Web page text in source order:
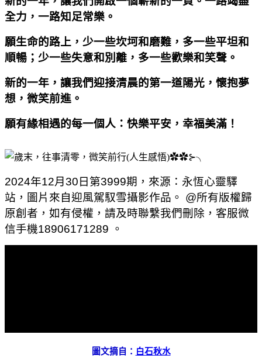
全力，一路知足常樂。
願生命的路上，少一些坎坷和磨難，多一些平坦和
順暢；少一些失意和別離，多一些歡樂和笑聲。
新的一年，讓我們迎接清晨的第一道陽光，懷抱夢
想，微笑前進。
願有緣相遇的每一個人：快樂平安，幸福美滿！
2024年12月 30 日第3999期，來源：永恆心靈驛
站，圖片來自迎風駕馭雪攝影作品。 @所有版權歸
原創者，如有侵權，請及時聯繫我們刪除，客服微
信手機18906171289 。
圖文摘自： 白石秋水